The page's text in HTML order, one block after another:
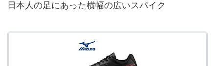
日本人の足にあった横幅の広いスパイク